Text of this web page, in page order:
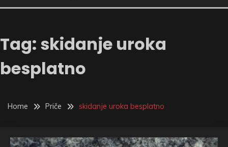
Tag: skidanje uroka
besplatno
Home Priče skidanje uroka besplatno